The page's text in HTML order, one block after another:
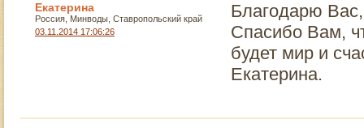
Екатерина
Россия, Минводы, Ставропольский край
03.11.2014 17:06:26
Благодарю
Спасибо Вам,
будет мир и
Екатерина.